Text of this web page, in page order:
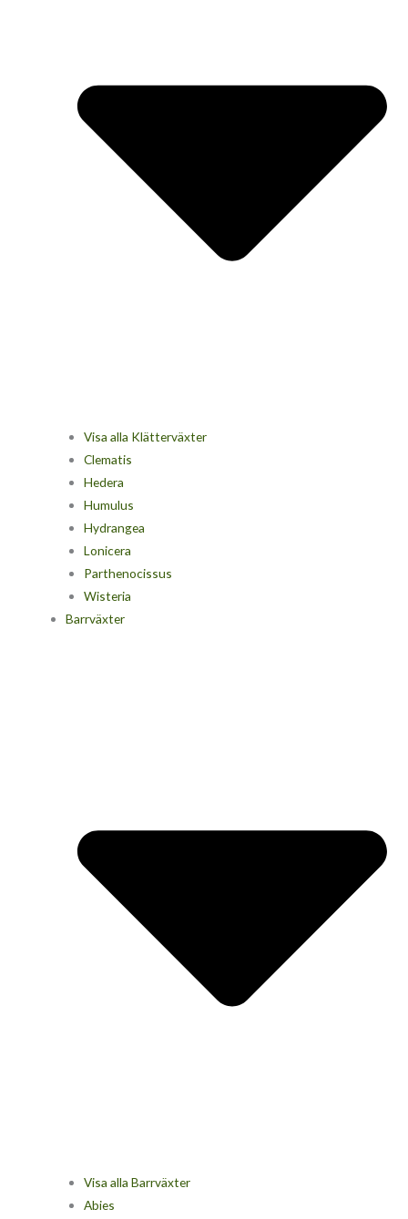
Visa alla Klätterväxter
Clematis
Hedera
Humulus
Hydrangea
Lonicera
Parthenocissus
Wisteria
Barrväxter
Visa alla Barrväxter
Abies